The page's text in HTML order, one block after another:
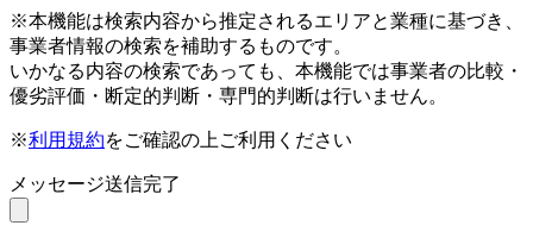
※本機能は検索内容から推定されるエリアと業種に基づき、
事業者情報の検索を補助するものです。
いかなる内容の検索であっても、本機能では事業者の比較・
優劣評価・断定的判断・専門的判断は行いません。
※利用規約をご確認の上ご利用ください
メッセージ送信完了